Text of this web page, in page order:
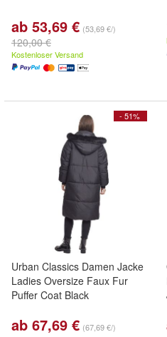
ab 53,69 € (53,69 €/)
120,00 €
Kostenloser Versand
- 51%
Urban Classics Damen Jacke
Ladies Oversize Faux Fur
Puffer Coat Black
ab 67,69 € (67,69 €/)